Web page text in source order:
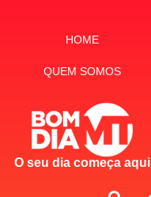
HOME
QUEM SOMOS
O seu dia começa aqui